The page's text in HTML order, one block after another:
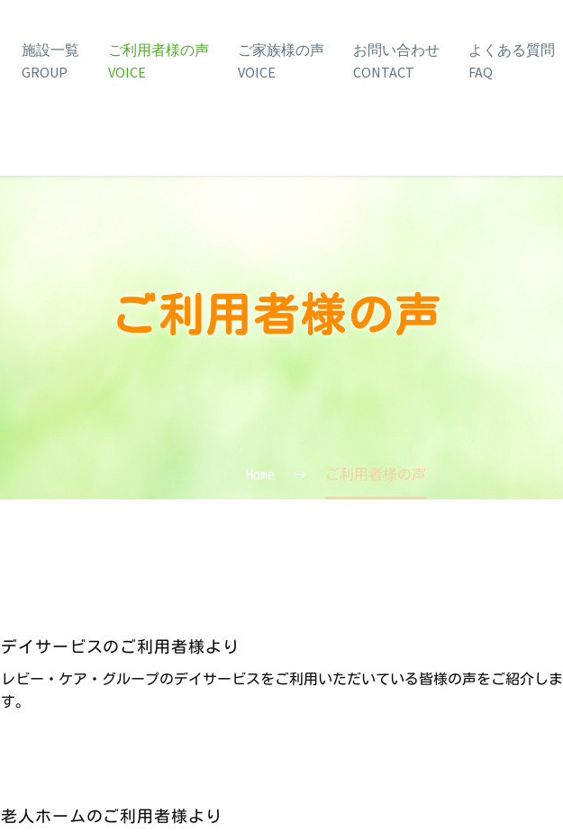
施設一覧
GROUP
ご利用者様の声
VOICE
ご家族様の声
VOICE
お問い合わせ
CONTACT
よくある質問
FAQ
ご利用者様の声
Home ご利用者様の声
デイサービスのご利用者様より
レビー・ケア・グループのデイサービスをご利用いただいている皆様の声をご紹介しま
す。
老人ホームのご利用者様より